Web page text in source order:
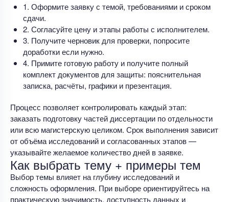
1. Оформите заявку с темой, требованиями и сроком
сдачи.
2. Согласуйте цену и этапы работы с исполнителем.
3. Получите черновик для проверки, попросите
доработки если нужно.
4. Примите готовую работу и получите полный
комплект документов для защиты: пояснительная
записка, расчёты, графики и презентация.
Процесс позволяет контролировать каждый этап:
заказать подготовку частей диссертации по отдельности
или всю магистерскую целиком. Срок выполнения зависит
от объёма исследований и согласованных этапов —
указывайте желаемое количество дней в заявке.
Как выбрать тему + примеры тем
Выбор темы влияет на глубину исследований и
сложность оформления. При выборе ориентируйтесь на
практическую значимость, доступность данных и